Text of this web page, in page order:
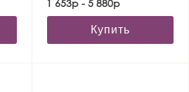
1 653р - 5 880р
Купить